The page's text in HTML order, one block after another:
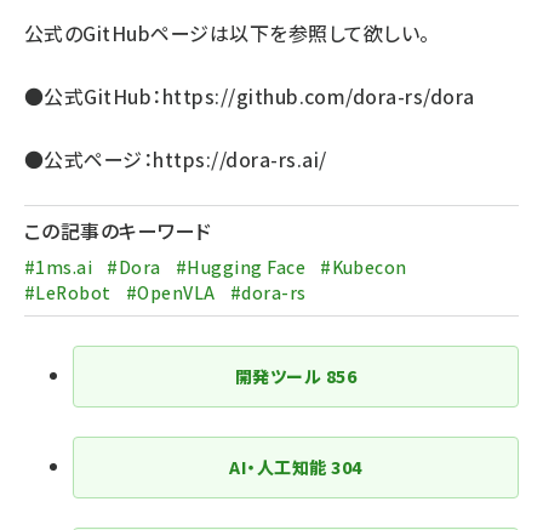
公式のGitHubページは以下を参照して欲しい。
●公式GitHub：https://github.com/dora-rs/dora
●公式ページ：https://dora-rs.ai/
この記事のキーワード
#1ms.ai #Dora #Hugging Face
#Kubecon
#LeRobot
#OpenVLA #dora-rs
開発ツール 856
AI・人工知能304